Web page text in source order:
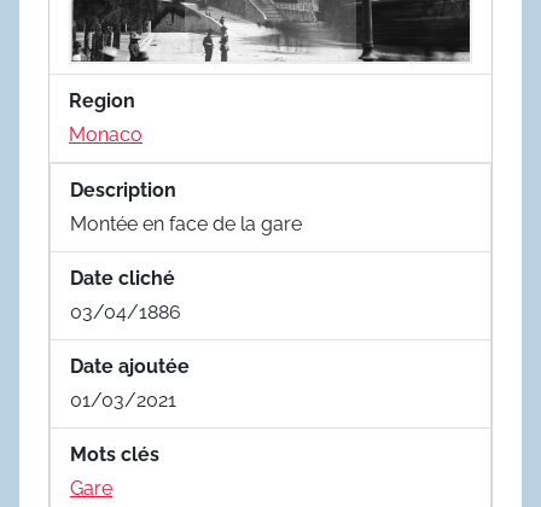
Region
Monaco
Description
Montée en face de la gare
Date cliché
03/04/1886
Date ajoutée
01/03/2021
Mots clés
Gare